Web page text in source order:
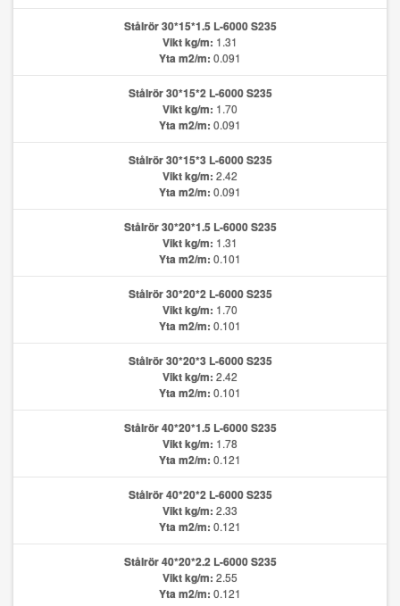
Stålrör 30*15*1.5 L-6000 S235
Vikt kg/m: 1.31
Yta m2/m: 0.091
Stålrör 30*15*2 L-6000 S235
Vikt kg/m: 1.70
Yta m2/m: 0.091
Stålrör 30*15*3 L-6000 S235
Vikt kg/m: 2.42
Yta m2/m: 0.091
Stålrör 30*20*1.5 L-6000 S235
Vikt kg/m: 1.31
Yta m2/m: 0.101
Stålrör 30*20*2 L-6000 S235
Vikt kg/m: 1.70
Yta m2/m: 0.101
Stålrör 30*20*3 L-6000 S235
Vikt kg/m: 2.42
Yta m2/m: 0.101
Stålrör 40*20*1.5 L-6000 S235
Vikt kg/m: 1.78
Yta m2/m: 0.121
Stålrör 40*20*2 L-6000 S235
Vikt kg/m: 2.33
Yta m2/m: 0.121
Stålrör 40*20*2.2 L-6000 S235
Vikt kg/m: 2.55
Yta m2/m: 0.121